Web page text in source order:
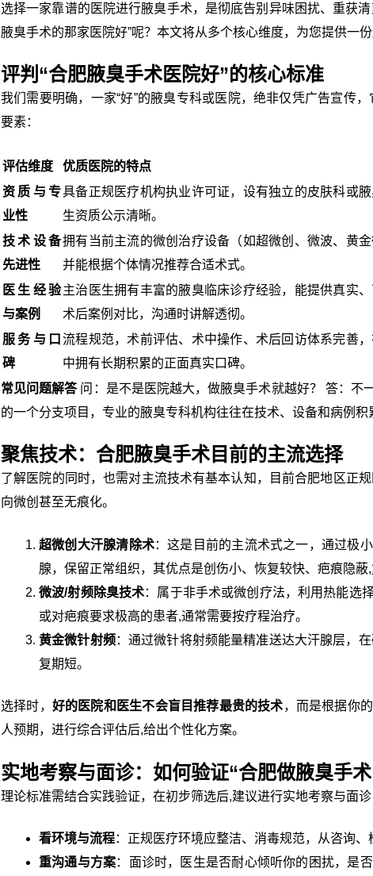
选择一家靠谱的医院进行腋臭手术，是彻底告别异味困扰、重获
腋臭手术的那家医院好”呢？本文将从多个核心维度，为您提供一
评判“合肥腋臭手术医院好”的核心标准
我们需要明确，一家“好”的腋臭专科或医院，绝非仅凭广告宣传
要素：
评估维度 优质医院的特点
资质与专
业性
具备正规医疗机构执业许可证，设有独立的皮肤科或
生资质公示清晰。
技术设备
先进性
拥有当前主流的微创治疗设备（如超微创、微波、黄金
并能根据个体情况推荐合适术式。
医生经验
与案例
主治医生拥有丰富的腋臭临床诊疗经验，能提供真实
术后案例对比，沟通时讲解透彻。
服务与口
碑
流程规范，术前评估、术中操作、术后回访体系完善
中拥有长期积累的正面真实口碑。
常见问题解答问：是不是医院越大，做腋臭手术就越好？ 答：不
的一个分支项目，专业的腋臭专科机构往往在技术、设备和病例
聚焦技术：合肥腋臭手术目前的主流选择
了解医院的同时，也需对主流技术有基本认知，目前合肥地区正
向微创甚至无痕化。
超微创大汗腺清除术：这是目前的主流术式之一，通过极
腺，保留正常组织，其优点是创伤小、恢复较快、疤痕隐蔽,
微波/射频除臭技术：属于非手术或微创疗法，利用热能选
或对疤痕要求极高的患者,通常需要按疗程治疗。
黄金微针射频：通过微针将射频能量精准送达大汗腺层，
复期短。
选择时， 好的医院和医生不会盲目推荐最贵的技术，而是根据你
人预期，进行综合评估后,给出个性化方案。
实地考察与面诊：如何验证“合肥做腋臭手
理论标准需结合实践验证，在初步筛选后,建议进行实地考察与面诊
看环境与流程：正规医疗环境应整洁、消毒规范，从咨询、
重沟通与方案：面诊时，医生是否耐心倾听你的困扰，是